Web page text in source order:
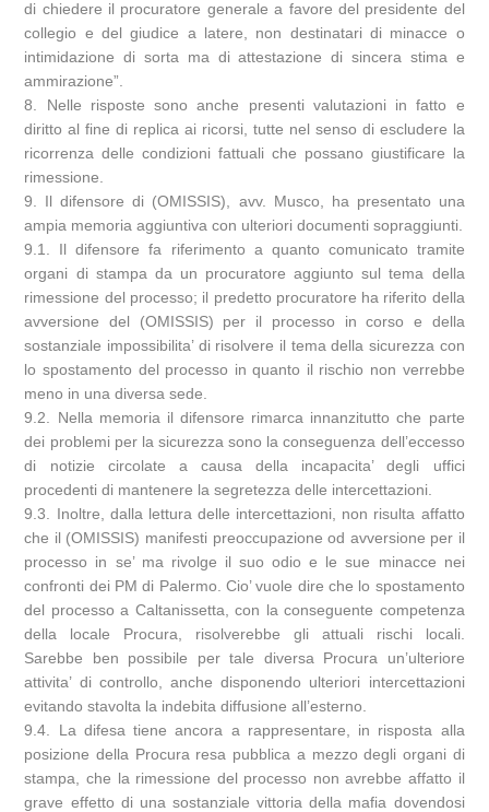
di chiedere il procuratore generale a favore del presidente del
collegio e del giudice a latere, non destinatari di minacce o
intimidazione di sorta ma di attestazione di sincera stima e
ammirazione”.
8. Nelle risposte sono anche presenti valutazioni in fatto e
diritto al fine di replica ai ricorsi, tutte nel senso di escludere la
ricorrenza delle condizioni fattuali che possano giustificare la
rimessione.
9. Il difensore di (OMISSIS), avv. Musco, ha presentato una
ampia memoria aggiuntiva con ulteriori documenti sopraggiunti.
9.1. Il difensore fa riferimento a quanto comunicato tramite
organi di stampa da un procuratore aggiunto sul tema della
rimessione del processo; il predetto procuratore ha riferito della
avversione del (OMISSIS) per il processo in corso e della
sostanziale impossibilita’ di risolvere il tema della sicurezza con
lo spostamento del processo in quanto il rischio non verrebbe
meno in una diversa sede.
9.2. Nella memoria il difensore rimarca innanzitutto che parte
dei problemi per la sicurezza sono la conseguenza dell’eccesso
di notizie circolate a causa della incapacita’ degli uffici
procedenti di mantenere la segretezza delle intercettazioni.
9.3. Inoltre, dalla lettura delle intercettazioni, non risulta affatto
che il (OMISSIS) manifesti preoccupazione od avversione per il
processo in se’ ma rivolge il suo odio e le sue minacce nei
confronti dei PM di Palermo. Cio’ vuole dire che lo spostamento
del processo a Caltanissetta, con la conseguente competenza
della locale Procura, risolverebbe gli attuali rischi locali.
Sarebbe ben possibile per tale diversa Procura un’ulteriore
attivita’ di controllo, anche disponendo ulteriori intercettazioni
evitando stavolta la indebita diffusione all’esterno.
9.4. La difesa tiene ancora a rappresentare, in risposta alla
posizione della Procura resa pubblica a mezzo degli organi di
stampa, che la rimessione del processo non avrebbe affatto il
grave effetto di una sostanziale vittoria della mafia dovendosi